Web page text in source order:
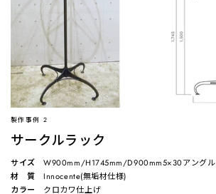
製作事例 2
サークルラック
サイズW900mm/H1745mm/D900mm5×30アングル
材 質 Innocente(無垢材仕様)
カラー
クロカワ仕上げ